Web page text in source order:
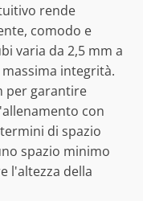
rende
comodo e
varia da 2,5 mm a
integrità.
per garantire
con
di spazio
spazio minimo
l'altezza della